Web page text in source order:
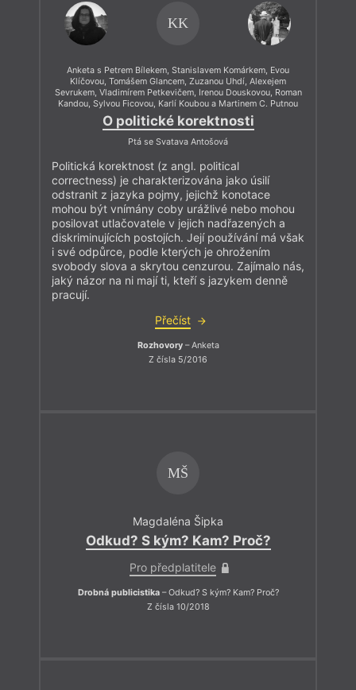
KK
Anketa s Petrem Bílekem, Stanislavem Komárkem, Evou
Klíčovou, Tomášem Glancem, Zuzanou Uhdí, Alexejem
Sevrukem, Vladimírem Petkevičem, Irenou Douskovou, Roman
Kandou, Sylvou Ficovou, Karlí Koubou a Martinem C. Putnou
O politické korektnosti
Ptá se Svatava Antošová
Politická korektnost (z angl. political
correctness) je charakterizována jako úsilí
odstranit z jazyka pojmy, jejichž konotace
mohou být vnímány coby urážlivé nebo mohou
posilovat utlačovatele v jejich nadřazených a
diskriminujících postojích. Její používání má však
i své odpůrce, podle kterých je ohrožením
svobody slova a skrytou cenzurou. Zajímalo nás,
jaký názor na ni mají ti, kteří s jazykem denně
pracují.
Přečíst
Rozhovory– Anketa
Z čísla 5/2016
MŠ
Magdaléna Šipka
Odkud? S kým? Kam? Proč?
Pro předplatitele
Drobná publicistika– Odkud? S kým? Kam? Proč?
Z čísla 10/2018